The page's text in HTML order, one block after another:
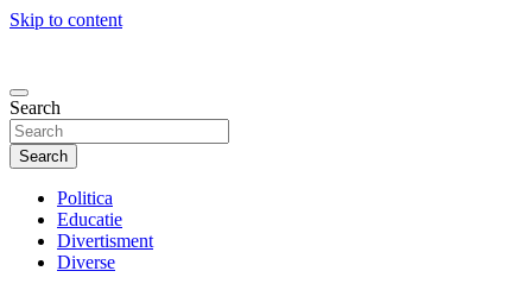
Skip to content
Search
Search
Politica
Educatie
Divertisment
Diverse